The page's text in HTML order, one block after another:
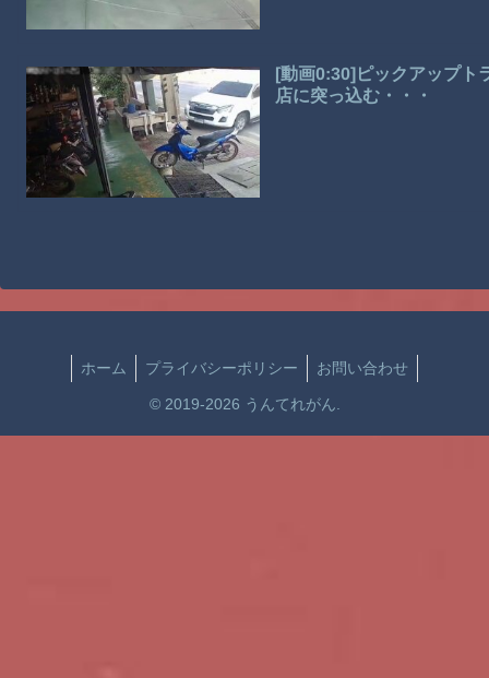
[動画0:30]ピックアップト
店に突っ込む・・・
ホーム プライバシーポリシー お問い合わせ
© 2019-2026 うんてれがん.